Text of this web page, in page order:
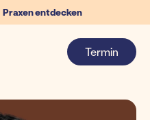
Praxen entdecken
Termin